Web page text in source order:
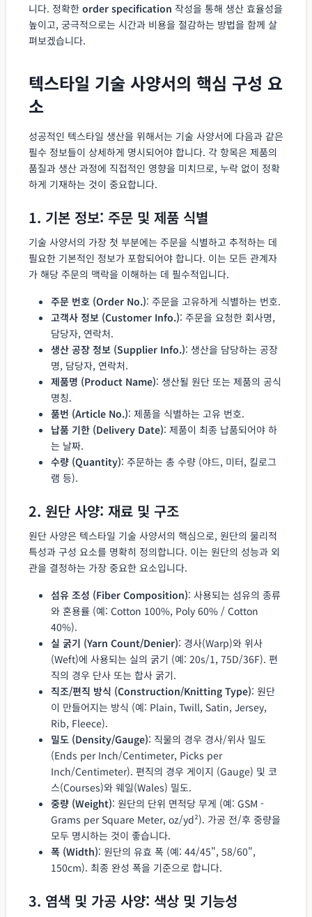
니다. 정확한 order specification 작성을 통해 생산 효율성을
높이고, 궁극적으로는 시간과 비용을 절감하는 방법을 함께 살
펴보겠습니다.
텍스타일 기술 사양서의 핵심 구성 요
소
성공적인 텍스타일 생산을 위해서는 기술 사양서에 다음과 같은
필수 정보들이 상세하게 명시되어야 합니다. 각 항목은 제품의
품질과 생산 과정에 직접적인 영향을 미치므로, 누락 없이 정확
하게 기재하는 것이 중요합니다.
1. 기본 정보: 주문 및 제품 식별
기술 사양서의 가장 첫 부분에는 주문을 식별하고 추적하는 데
필요한 기본적인 정보가 포함되어야 합니다. 이는 모든 관계자
가 해당 주문의 맥락을 이해하는 데 필수적입니다.
주문 번호 (Order No.): 주문을 고유하게 식별하는 번호.
고객사 정보 (Customer Info.): 주문을 요청한 회사명,
담당자, 연락처.
생산 공장 정보 (Supplier Info.): 생산을 담당하는 공장
명, 담당자, 연락처.
제품명 (Product Name): 생산될 원단 또는 제품의 공식
명칭.
품번 (Article No.): 제품을 식별하는 고유 번호.
납품 기한 (Delivery Date): 제품이 최종 납품되어야 하
는 날짜.
수량 (Quantity): 주문하는 총 수량 (야드, 미터, 킬로그
램 등).
2. 원단 사양: 재료 및 구조
원단 사양은 텍스타일 기술 사양서의 핵심으로, 원단의 물리적
특성과 구성 요소를 명확히 정의합니다. 이는 원단의 성능과 외
관을 결정하는 가장 중요한 요소입니다.
섬유 조성 (Fiber Composition): 사용되는 섬유의 종류
와 혼용률 (예: Cotton 100%, Poly 60% / Cotton
40%).
실 굵기 (Yarn Count/Denier): 경사(Warp)와 위사
(Weft)에 사용되는 실의 굵기 (예: 20s/1, 75D/36F). 편
직의 경우 단사 또는 합사 굵기.
직조/편직 방식 (Construction/Knitting Type): 원단
이 만들어지는 방식 (예: Plain, Twill, Satin, Jersey,
Rib, Fleece).
밀도 (Density/Gauge): 직물의 경우 경사/위사 밀도
(Ends per Inch/Centimeter, Picks per
Inch/Centimeter). 편직의 경우 게이지 (Gauge) 및 코
스(Courses)와 웨일(Wales) 밀도.
중량 (Weight): 원단의 단위 면적당 무게 (예: GSM -
Grams per Square Meter, oz/yd²). 가공 전/후 중량을
모두 명시하는 것이 좋습니다.
폭 (Width): 원단의 유효 폭 (예: 44/45", 58/60",
150cm). 최종 완성 폭을 기준으로 합니다.
3. 염색 및 가공 사양: 색상 및 기능성